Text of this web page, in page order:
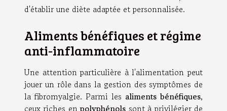
d'établir une diète adaptée et personnalisée.
Aliments bénéfiques et régime
anti-inflammatoire
Une attention particulière à l'alimentation peut
jouer un rôle dans la gestion des symptômes de
la fibromyalgie. Parmi les aliments bénéfiques,